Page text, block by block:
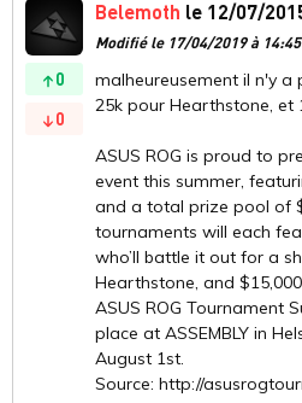
0
0
Belemoth le 12/07/
Modifié le 17/04/2019 à 14:45
malheureusement il n'y a
25k pour Hearthstone, et
ASUS ROG is proud to
event this summer,
and a total prize pool of
tournaments will each
who’ll battle it out for a
Hearthstone, and
ASUS ROG Tournament
place at ASSEMBLY in
August 1st.
Source: http://